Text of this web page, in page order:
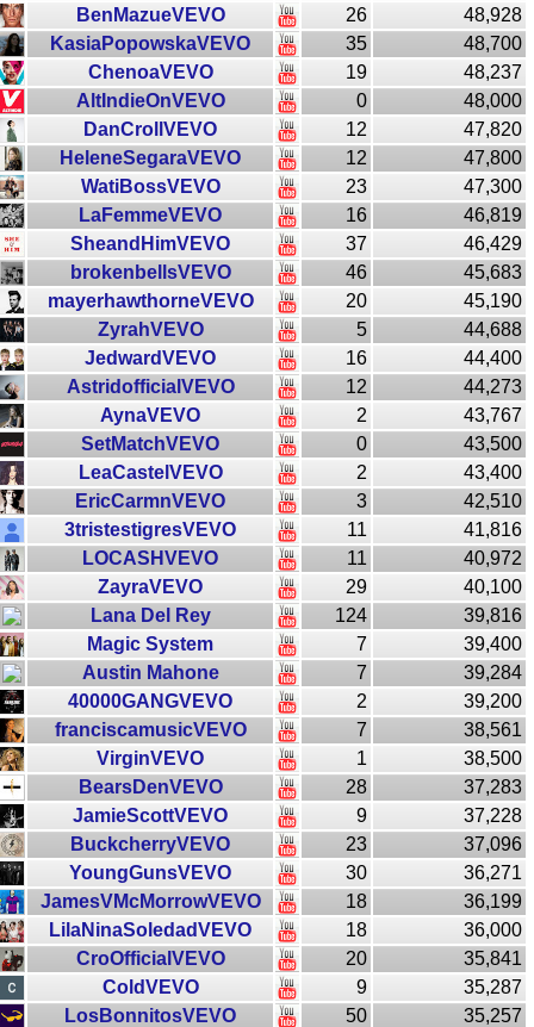
BenMazueVEVO
26
48,928
KasiaPopowskaVEVO
35
48,700
ChenoaVEVO
19
48,237
AltIndieOnVEVO
0
48,000
DanCrollVEVO
12
47,820
HeleneSegaraVEVO
12
47,800
WatiBossVEVO
23
47,300
LaFemmeVEVO
16
46,819
SheandHimVEVO
37
46,429
brokenbellsVEVO
46
45,683
mayerhawthorneVEVO
20
45,190
ZyrahVEVO
5
44,688
JedwardVEVO
16
44,400
AstridofficialVEVO
12
44,273
AynaVEVO
2
43,767
SetMatchVEVO
0
43,500
LeaCastelVEVO
2
43,400
EricCarmnVEVO
3
42,510
3tristestigresVEVO
11
41,816
LOCASHVEVO
11
40,972
ZayraVEVO
29
40,100
Lana Del Rey
124
39,816
Magic System
7
39,400
Austin Mahone
7
39,284
40000GANGVEVO
2
39,200
franciscamusicVEVO
7
38,561
VirginVEVO
1
38,500
BearsDenVEVO
28
37,283
JamieScottVEVO
9
37,228
BuckcherryVEVO
23
37,096
YoungGunsVEVO
30
36,271
JamesVMcMorrowVEVO
18
36,199
LilaNinaSoledadVEVO
18
36,000
CroOfficialVEVO
20
35,841
ColdVEVO
9
35,287
LosBonnitosVEVO
50
35,257